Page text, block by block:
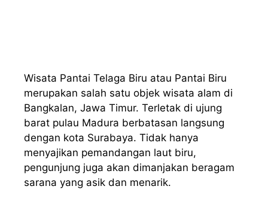
Wisata Pantai Telaga Biru atau Pantai Biru
merupakan salah satu objek wisata alam di
Bangkalan, Jawa Timur. Terletak di ujung
barat pulau Madura berbatasan langsung
dengan kota Surabaya. Tidak hanya
menyajikan pemandangan laut biru,
pengunjung juga akan dimanjakan beragam
sarana yang asik dan menarik.